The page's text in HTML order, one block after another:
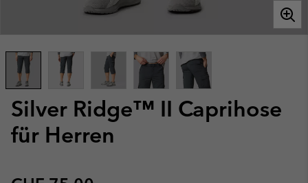
Silver Ridge™ II Caprihose
für Herren